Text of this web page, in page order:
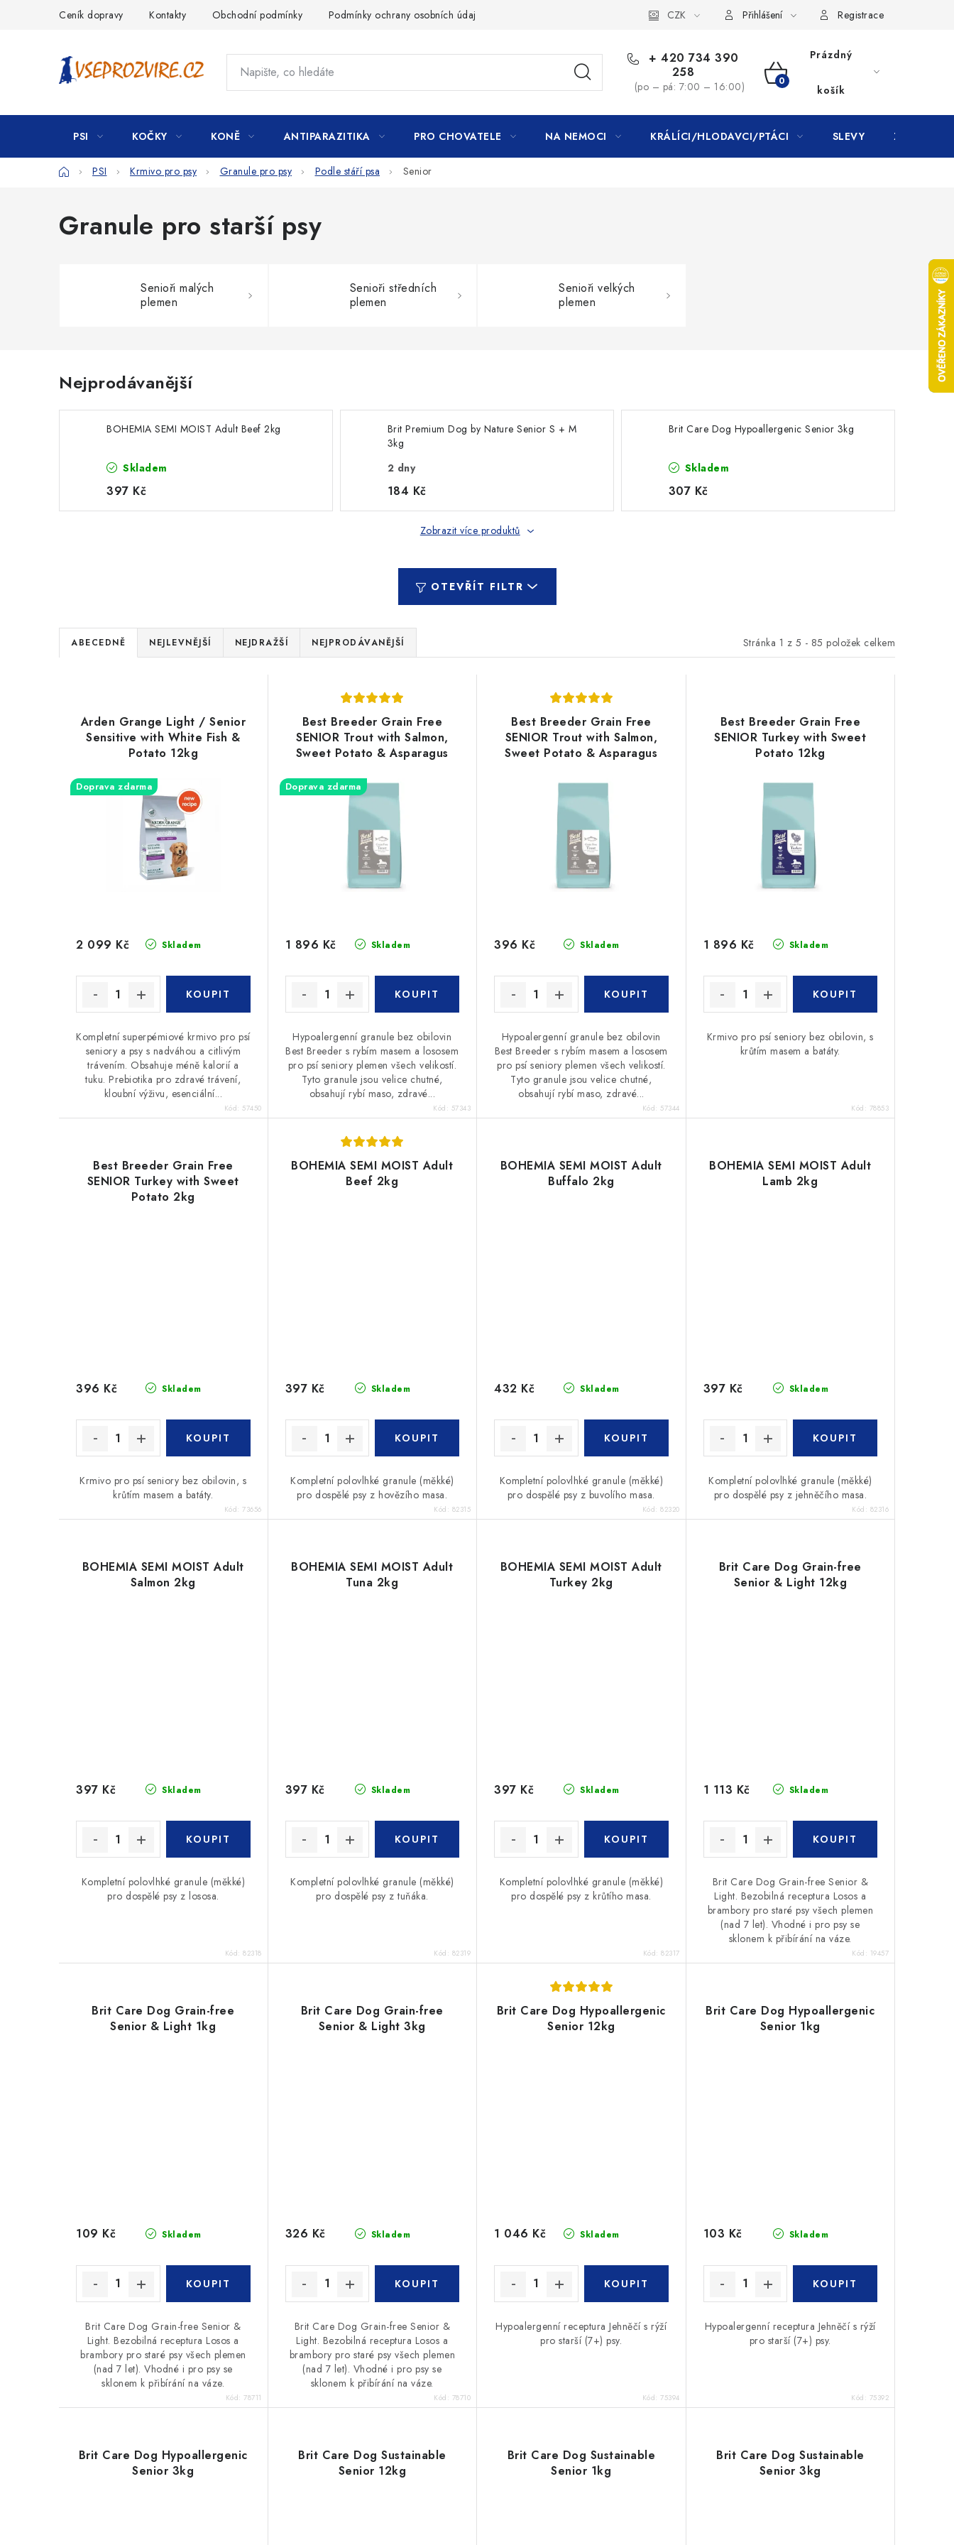
Ceník dopravy Kontakty Obchodní podmínky Podmínky ochrany osobních údajů CZK Přihlášení Registrace
+ 420 734 390
258
(po – pá: 7:00 – 16:00)
NÁKUPNÍ
KOŠÍK
Prázdný
košík
PSI KOČKY KONĚ ANTIPARAZITIKA PRO CHOVATELE NA NEMOCI KRÁLÍCI/HLODAVCI/PTÁCI SLEVY ZNAČKY
DomůPSI Krmivo pro psy Granule pro psy Podle stáří psa Senior
Granule pro starší psy
Senioři malých
plemen
Senioři středních
plemen
Senioři velkých
plemen
Nejprodávanější
BOHEMIA SEMI MOIST Adult Beef 2kg
Skladem
397 Kč
Brit Premium Dog by Nature Senior S + M
3kg
2 dny
184 Kč
Brit Care Dog Hypoallergenic Senior 3kg
Skladem
307 Kč
Zobrazit více produktů
OTEVŘÍT FILTR
Stránka 1 z 5 - 85 položek celkem
Ř
a
p
ABECEDNĚ NEJLEVNĚJŠÍ NEJDRAŽŠÍ NEJPRODÁVANĚJŠÍ
Arden Grange Light / Senior
Sensitive with White Fish &
Potato 12kg
Doprava zdarma
Skladem
2 099 Kč
Kompletní superpémiové krmivo pro psí
seniory a psy s nadváhou a citlivým
trávením. Obsahuje méně kalorií a
tuku. Prebiotika pro zdravé trávení,
kloubní výživu, esenciální...
Kód: 57450
Best Breeder Grain Free
SENIOR Trout with Salmon,
Sweet Potato & Asparagus
Doprava zdarma
Skladem
1 896 Kč
Hypoalergenní granule bez obilovin
Best Breeder s rybím masem a lososem
pro psí seniory plemen všech velikostí.
Tyto granule jsou velice chutné,
obsahují rybí maso, zdravé...
Kód: 57343
Best Breeder Grain Free
SENIOR Trout with Salmon,
Sweet Potato & Asparagus
Skladem
396 Kč
Hypoalergenní granule bez obilovin
Best Breeder s rybím masem a lososem
pro psí seniory plemen všech velikostí.
Tyto granule jsou velice chutné,
obsahují rybí maso, zdravé...
Kód: 57344
Best Breeder Grain Free
SENIOR Turkey with Sweet
Potato 12kg
Skladem
1 896 Kč
Krmivo pro psí seniory bez obilovin, s
krůtím masem a batáty.
Kód: 78853
Best Breeder Grain Free
SENIOR Turkey with Sweet
Potato 2kg
Skladem
396 Kč
Krmivo pro psí seniory bez obilovin, s
krůtím masem a batáty.
Kód: 73656
BOHEMIA SEMI MOIST Adult
Beef 2kg
Skladem
397 Kč
Kompletní polovlhké granule (měkké)
pro dospělé psy z hovězího masa.
Kód: 82315
BOHEMIA SEMI MOIST Adult
Buffalo 2kg
Skladem
432 Kč
Kompletní polovlhké granule (měkké)
pro dospělé psy z buvolího masa.
Kód: 82320
BOHEMIA SEMI MOIST Adult
Lamb 2kg
Skladem
397 Kč
Kompletní polovlhké granule (měkké)
pro dospělé psy z jehněčího masa.
Kód: 82316
BOHEMIA SEMI MOIST Adult
Salmon 2kg
Skladem
397 Kč
Kompletní polovlhké granule (měkké)
pro dospělé psy z lososa.
Kód: 82318
BOHEMIA SEMI MOIST Adult
Tuna 2kg
Skladem
397 Kč
Kompletní polovlhké granule (měkké)
pro dospělé psy z tuňáka.
Kód: 82319
BOHEMIA SEMI MOIST Adult
Turkey 2kg
Skladem
397 Kč
Kompletní polovlhké granule (měkké)
pro dospělé psy z krůtího masa.
Kód: 82317
Brit Care Dog Grain-free
Senior & Light 12kg
Skladem
1 113 Kč
Brit Care Dog Grain-free Senior &
Light. Bezobilná receptura Losos a
brambory pro staré psy všech plemen
(nad 7 let). Vhodné i pro psy se
sklonem k přibírání na váze.
Kód: 19457
Brit Care Dog Grain-free
Senior & Light 1kg
Skladem
109 Kč
Brit Care Dog Grain-free Senior &
Light. Bezobilná receptura Losos a
brambory pro staré psy všech plemen
(nad 7 let). Vhodné i pro psy se
sklonem k přibírání na váze.
Kód: 78711
Brit Care Dog Grain-free
Senior & Light 3kg
Skladem
326 Kč
Brit Care Dog Grain-free Senior &
Light. Bezobilná receptura Losos a
brambory pro staré psy všech plemen
(nad 7 let). Vhodné i pro psy se
sklonem k přibírání na váze.
Kód: 78710
Brit Care Dog Hypoallergenic
Senior 12kg
Skladem
1 046 Kč
Hypoalergenní receptura Jehněčí s rýží
pro starší (7+) psy.
Kód: 75394
Brit Care Dog Hypoallergenic
Senior 1kg
Skladem
103 Kč
Hypoalergenní receptura Jehněčí s rýží
pro starší (7+) psy.
Kód: 75392
Brit Care Dog Hypoallergenic
Senior 3kg
Brit Care Dog Sustainable
Senior 12kg
Brit Care Dog Sustainable
Senior 1kg
Brit Care Dog Sustainable
Senior 3kg